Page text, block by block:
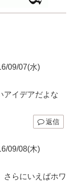
09/07(水)
アイデアだよな
返信
09/08(木)
さらにいえばホワ